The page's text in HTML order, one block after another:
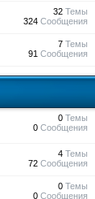
32Темы
324Сообщения
7Темы
91 Сообщения
0Темы
0Сообщения
4Темы
72Сообщения
0Темы
0Сообщения